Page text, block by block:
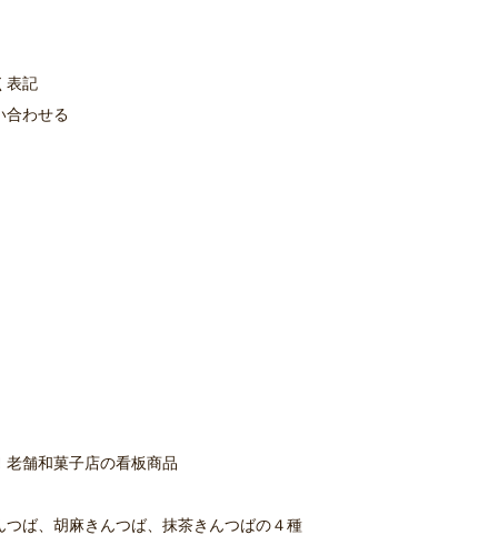
表記
合わせる
老舗和菓子店の看板商品
つば、胡麻きんつば、抹茶きんつばの４種